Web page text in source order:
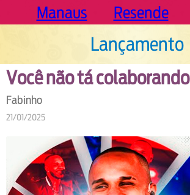
Manaus
Resende
Lançamento
Você não tá colaborando
Fabinho
21/01/2025